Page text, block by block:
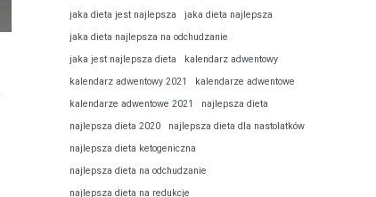
jaka dieta jest najlepsza
jaka dieta najlepsza
jaka dieta najlepsza na odchudzanie
jaka jest najlepsza dieta
kalendarz adwentowy
kalendarz adwentowy 2021
kalendarze adwentowe
kalendarze adwentowe 2021
najlepsza dieta
najlepsza dieta 2020
najlepsza dieta dla nastolatków
najlepsza dieta ketogeniczna
najlepsza dieta na odchudzanie
najlepsza dieta na redukcje